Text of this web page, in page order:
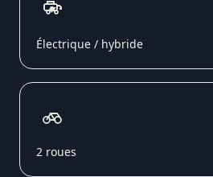
Électrique / hybride
2 roues